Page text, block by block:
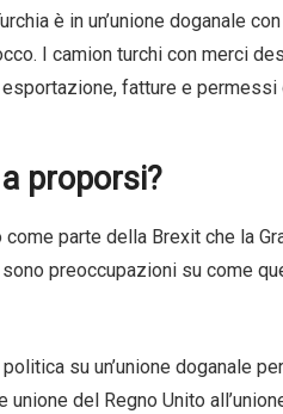
è in un’unione doganale
I camion turchi con merci
fatture e
proporsi?
parte della Brexit che la
sono preoccupazioni su come
su un’unione doganale
del Regno Unito